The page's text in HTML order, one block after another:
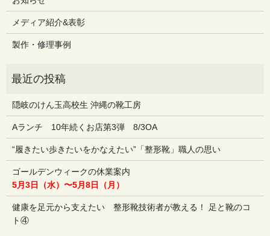
メディア紹介&表彰
製作・修理事例
隠岐のけん玉高校生 沖縄の靴工房
Aランチ 10年続くお店第3弾 8/3OA
“履きたい歩きたいをかなえたい”「整形靴」職人の思い
ゴールデンウィークの休業案内
5月3日（水）〜5月8日（月）
健康を足元から支えたい 整形靴技術者が教える！ 足と靴のコ
ト④